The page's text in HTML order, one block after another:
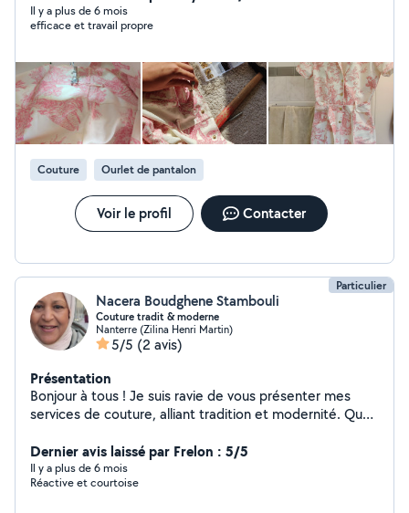
Il y a plus de 6 mois
efficace et travail propre
Couture Ourlet de pantalon
Voir le profil Contacter
Particulier
Nacera Boudghene Stambouli
Couture tradit & moderne
Nanterre (Zilina Henri Martin)
5/5 (2 avis)
Présentation
Bonjour à tous ! Je suis ravie de vous présenter mes
services de couture, alliant tradition et modernité. Que
suis là pour vous aider ! Mes Spécialités : - Couture
Traditionnelle Maghrébine : Des pièces authentiques qui
célèbrent notre héritage culturel. - Couture du Monde :
Dernier avis laissé par Frelon : 5/5
Il y a plus de 6 mois
Réactive et courtoise